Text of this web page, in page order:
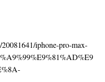
iphone-pro-max-